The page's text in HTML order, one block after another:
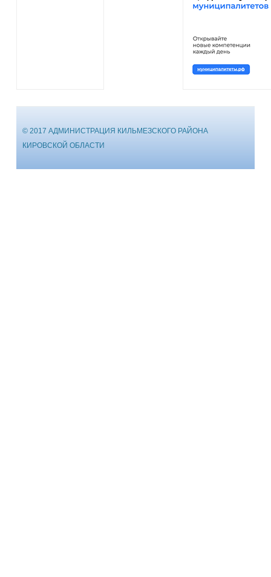
© 2017 АДМИНИСТРАЦИЯ КИЛЬМЕЗСКОГО РАЙОНА
КИРОВСКОЙ ОБЛАСТИ